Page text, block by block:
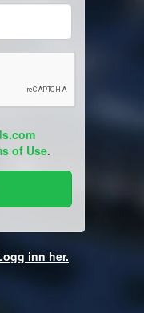
of Use.
inn her.